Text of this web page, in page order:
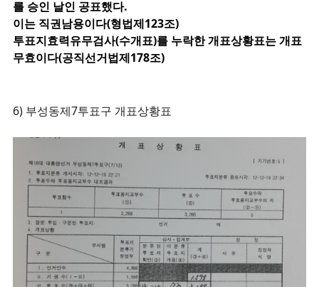
를 승인 날인 공표했다.
이는 직권남용이다(형법제123조)
투표지효력유무검사(수개표)를 누락한 개표상황표는 개표
무효이다(공직선거법제178조)
6) 부성동제7투표구 개표상황표